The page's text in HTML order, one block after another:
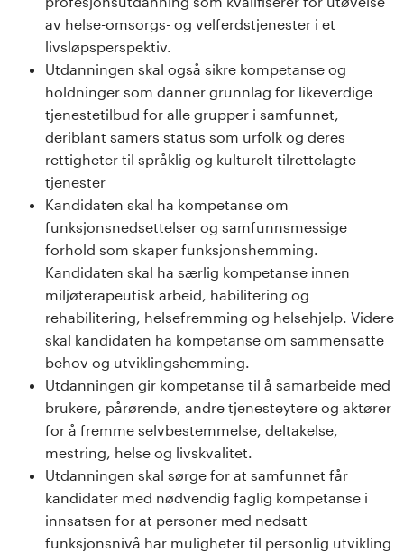
av helse-omsorgs- og velferdstjenester i et
livsløpsperspektiv.
Utdanningen skal også sikre kompetanse og
holdninger som danner grunnlag for likeverdige
tjenestetilbud for alle grupper i samfunnet,
deriblant samers status som urfolk og deres
rettigheter til språklig og kulturelt tilrettelagte
tjenester
Kandidaten skal ha kompetanse om
funksjonsnedsettelser og samfunnsmessige
forhold som skaper funksjonshemming.
Kandidaten skal ha særlig kompetanse innen
miljøterapeutisk arbeid, habilitering og
rehabilitering, helsefremming og helsehjelp. Videre
skal kandidaten ha kompetanse om sammensatte
behov og utviklingshemming.
Utdanningen gir kompetanse til å samarbeide med
brukere, pårørende, andre tjenesteytere og aktører
for å fremme selvbestemmelse, deltakelse,
mestring, helse og livskvalitet.
Utdanningen skal sørge for at samfunnet får
kandidater med nødvendig faglig kompetanse i
innsatsen for at personer med nedsatt
funksjonsnivå har muligheter til personlig utvikling